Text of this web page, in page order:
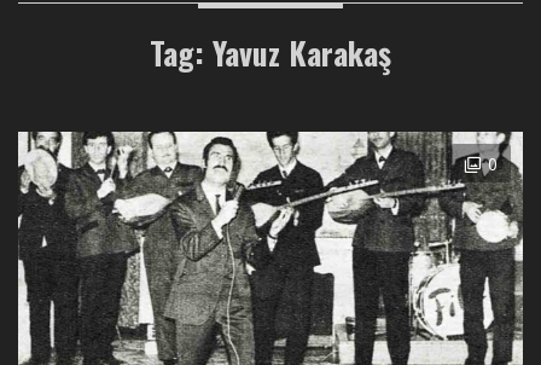
Tag: Yavuz Karakaş
0